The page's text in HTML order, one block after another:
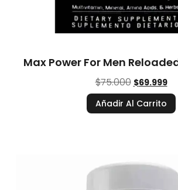
Max Power For Men
$75.000 $69.999
Añadir Al Carrito